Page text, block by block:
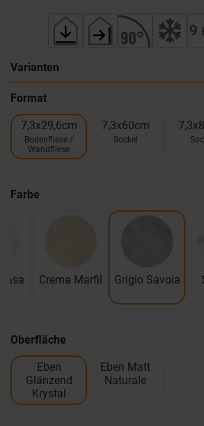
Varianten
Format
7,3x29,6cm
Bodenfliese /
Wandfliese
7,3x60cm
Sockel
Farbe
Crema Marfil Grigio Savoia
Oberfläche
Eben
Glänzend
Krystal
Eben Matt
Naturale